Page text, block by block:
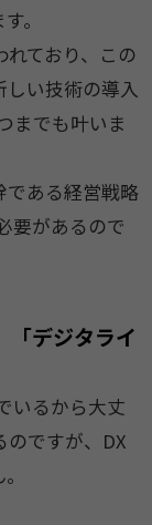
。
ており、この
い技術の導入
までも叶いま
である経営戦略
要があるので
「デジタライ
いるから大丈
ですが、DX